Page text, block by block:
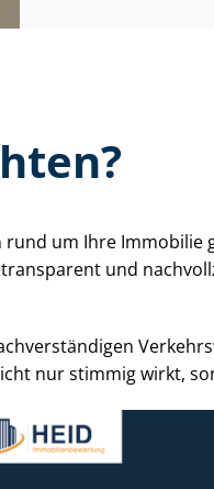
um Ihre
und
nur stimmig wirkt,